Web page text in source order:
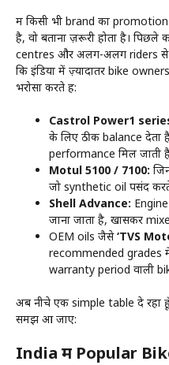
मैं किसी भी brand का
है, वो बताना ज़रूरी होता है।
centres और अलग-अलग riders
कि इंडिया में ज़्यादातर bike
भरोसा करते हैं:
Castrol Power1
के लिए ठीक balance देता
performance मिल जाती
Motul 5100 / 7100:
जो synthetic oil पसंद
Shell Advance:
जाना जाता है, खासकर
OEM oils जैसे‘TVS
recommended grades
warranty period वाली
अब नीचे एक simple table दे
समझ आ जाए:
India में Popular